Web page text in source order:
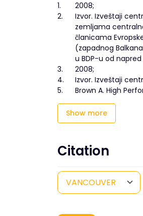
1.
2008;
2.
Izvor. Izveštaji
zemljama
ĉlanicama
(zapadnog
u BDP-u od
3.
2008;
4.
Izvor. Izveštaji
5.
Brown A. High
Show more
Citation